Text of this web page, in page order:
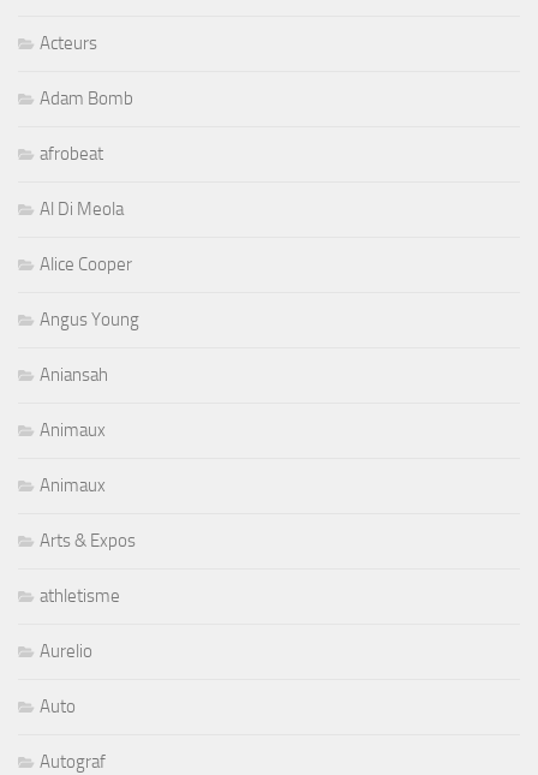
Acteurs
Adam Bomb
afrobeat
Al Di Meola
Alice Cooper
Angus Young
Aniansah
Animaux
Animaux
Arts & Expos
athletisme
Aurelio
Auto
Autograf